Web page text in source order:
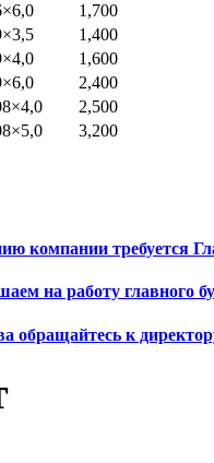
1,700
1,400
1,600
2,400
2,500
3,200
компании требуется
на работу главного
обращайтесь к